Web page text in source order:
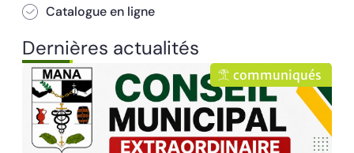
Catalogue en ligne
Dernières actualités
communiqués